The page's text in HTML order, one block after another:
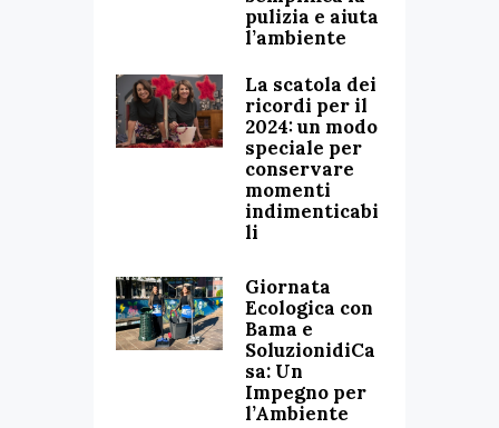
pulizia e aiuta
l’ambiente
La scatola dei
ricordi per il
2024: un modo
speciale per
conservare
momenti
indimenticabi
li
Giornata
Ecologica con
Bama e
SoluzionidiCa
sa: Un
Impegno per
l’Ambiente